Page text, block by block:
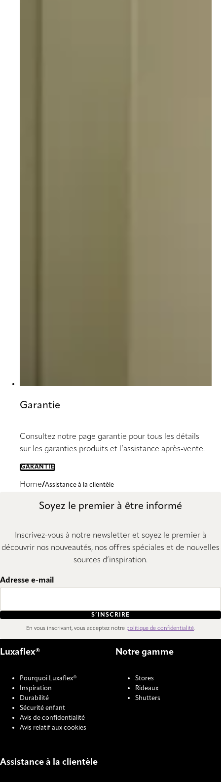
Garantie
Consultez notre page garantie pour tous les détails
sur les garanties produits et l’assistance après-vente.
GARANTIE
Home Assistance à la clientèle
Soyez le premier à être informé
Inscrivez-vous à notre newsletter et soyez le premier à
découvrir nos nouveautés, nos offres spéciales et de nouvelles
sources d’inspiration.
Adresse e-mail
S’INSCRIRE
En vous inscrivant, vous acceptez notre politique de confidentialité.
Luxaflex®
Pourquoi Luxaflex®
Inspiration
Durabilité
Sécurité enfant
Avis de confidentialité
Avis relatif aux cookies
Notre gamme
Stores
Rideaux
Shutters
Assistance à la clientèle